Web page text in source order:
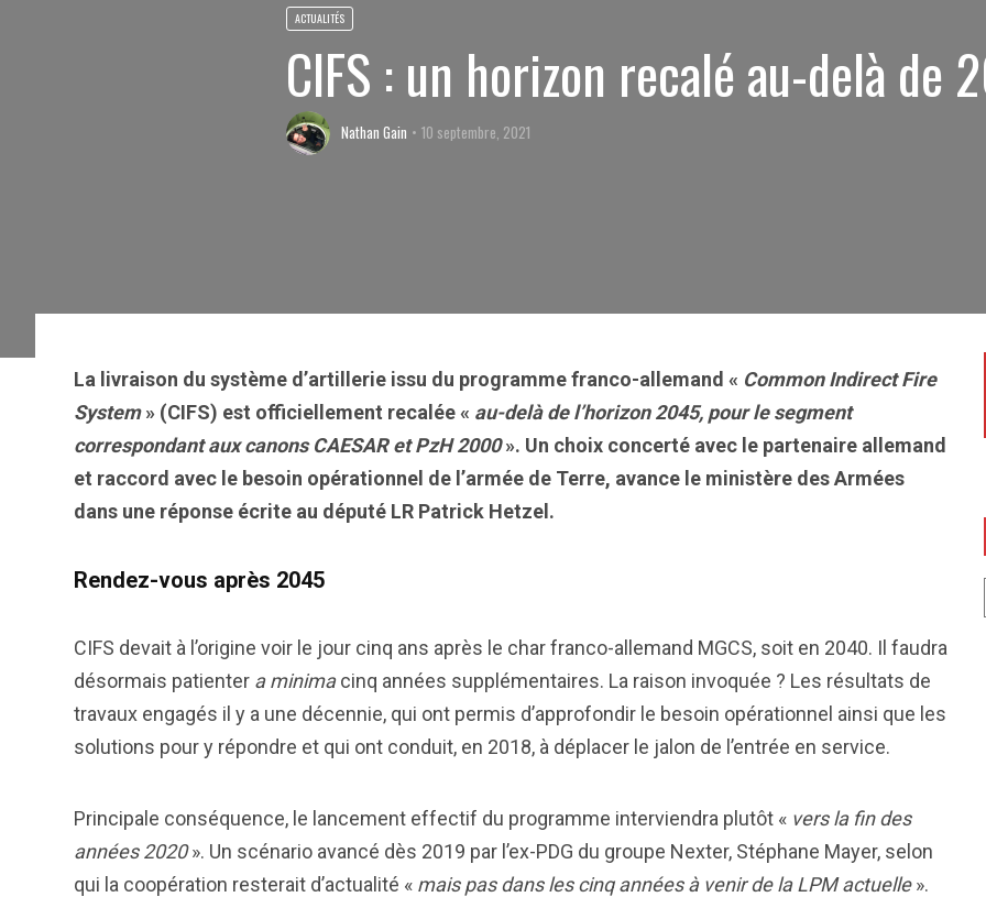
ACTUALITÉS
CIFS : un horizon recalé au-delà de
Nathan Gain 10 septembre, 2021
La livraison du système d’artillerie issu du programme franco-allemand « Common Indirect Fire
System» (CIFS) est officiellement recalée « au-delà de l’horizon 2045, pour le segment
correspondant aux canons CAESAR et PzH 2000». Un choix concerté avec le partenaire allemand
et raccord avec le besoin opérationnel de l’armée de Terre, avance le ministère des Armées
dans une réponse écrite au député LR Patrick Hetzel.
Rendez-vous après 2045
CIFS devait à l’origine voir le jour cinq ans après le char franco-allemand MGCS, soit en 2040. Il faudra
désormais patienter a minimacinq années supplémentaires. La raison invoquée ? Les résultats de
travaux engagés il y a une décennie, qui ont permis d’approfondir le besoin opérationnel ainsi que les
solutions pour y répondre et qui ont conduit, en 2018, à déplacer le jalon de l’entrée en service.
Principale conséquence, le lancement effectif du programme interviendra plutôt « vers la fin des
années 2020». Un scénario avancé dès 2019 par l’ex-PDG du groupe Nexter, Stéphane Mayer, selon
qui la coopération resterait d’actualité « mais pas dans les cinq années à venir de la LPM actuelle».